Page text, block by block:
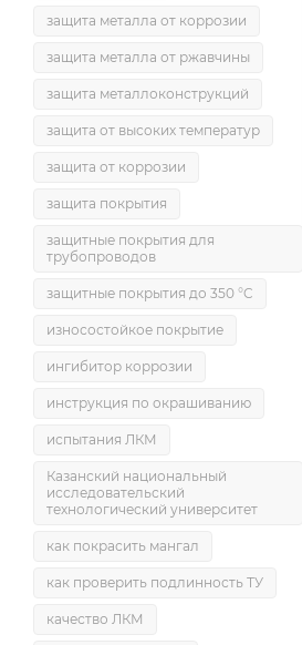
термостойкая до 600°С
цвет черный
от8 236 ₽
защита металла от коррозии
защита металла от ржавчины
защита металлоконструкций
защита от высоких температур
защита от коррозии
защита покрытия
защитные покрытия для
трубопроводов
защитные покрытия до 350 °C
износостойкое покрытие
ингибитор коррозии
инструкция по окрашиванию
испытания ЛКМ
Казанский национальный
исследовательский
технологический университет
как покрасить мангал
как проверить подлинность ТУ
качество ЛКМ